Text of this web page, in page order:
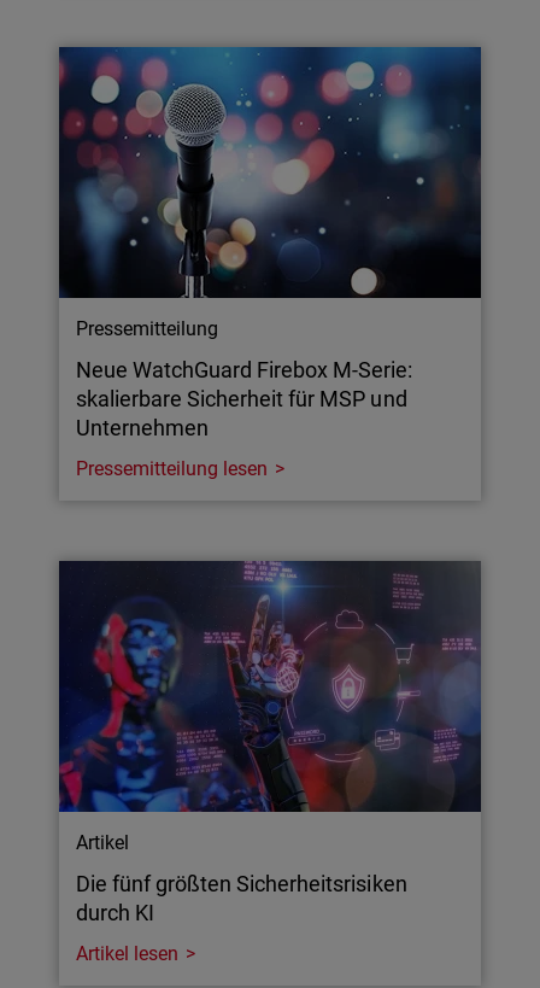
Pressemitteilung
Neue WatchGuard Firebox M-Serie:
skalierbare Sicherheit für MSP und
Unternehmen
Pressemitteilung lesen
Artikel
Die fünf größten Sicherheitsrisiken
durch KI
Artikel lesen